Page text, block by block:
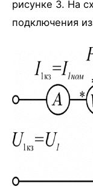
рисунке 3. На
подключения